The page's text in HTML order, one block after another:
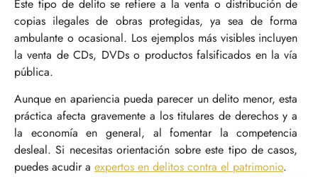
Este tipo de delito se refiere a la venta o distribución de
copias ilegales de obras protegidas, ya sea de forma
ambulante o ocasional. Los ejemplos más visibles incluyen
la venta de CDs, DVDs o productos falsificados en la vía
pública.
Aunque en apariencia pueda parecer un delito menor, esta
práctica afecta gravemente a los titulares de derechos y a
la economía en general, al fomentar la competencia
desleal. Si necesitas orientación sobre este tipo de casos,
puedes acudir a expertos en delitos contra el patrimonio.